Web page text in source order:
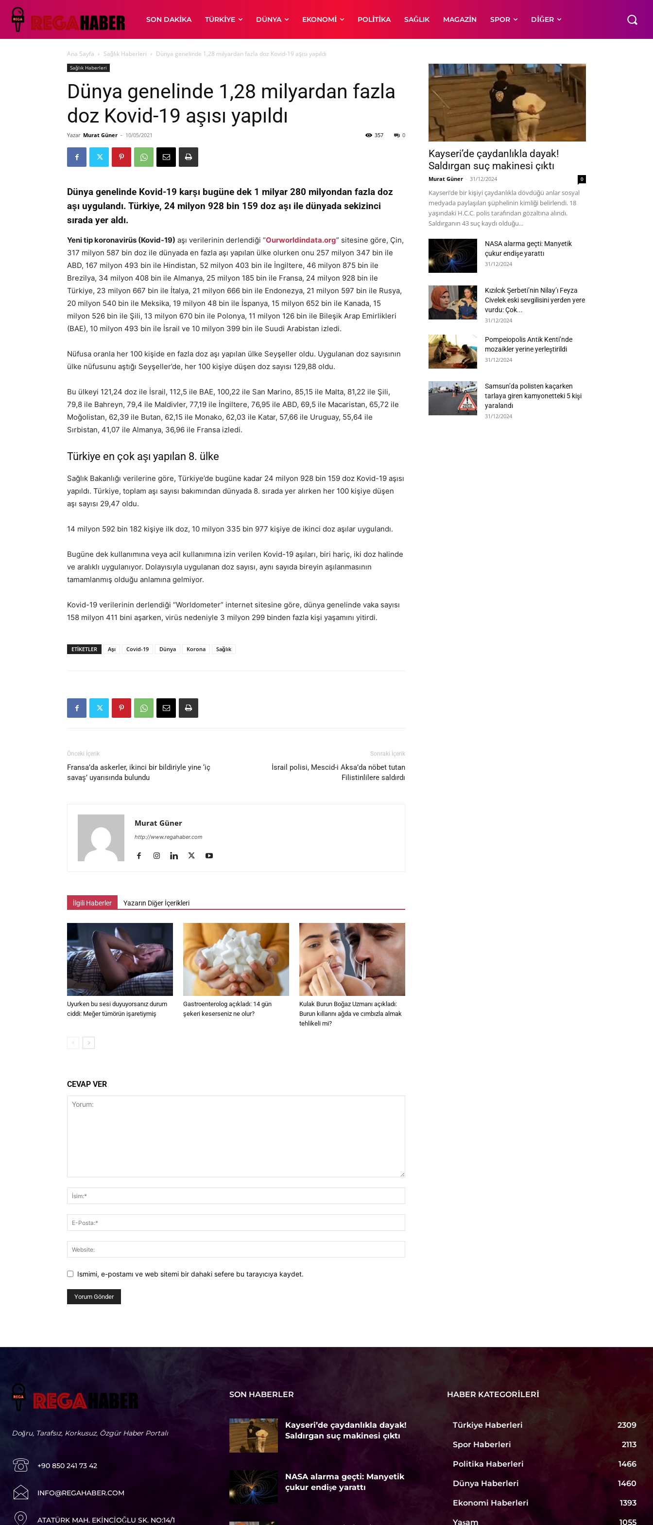
SON DAKIKA TÜRKIYE DÜNYA EKONOMI POLITIKA SAĞLIK MAGAZIN SPOR DIĞER
Ana Sayfa Sağlık Haberleri Dünya genelinde 1,28 milyardan fazla doz Kovid-19 aşısı yapıldı
Sağlık Haberleri
Dünya genelinde 1,28 milyardan fazla
doz Kovid-19 aşısı yapıldı
Yazar Murat Güner - 10/05/2021 0
357
Dünya genelinde Kovid-19 karşı bugüne dek 1 milyar 280 milyondan fazla doz
aşı uygulandı. Türkiye, 24 milyon 928 bin 159 doz aşı ile dünyada sekizinci
sırada yer aldı.
Yeni tip koronavirüs (Kovid-19) aşı verilerinin derlendiği “Ourworldindata.org” sitesine göre, Çin,
317 milyon 587 bin doz ile dünyada en fazla aşı yapılan ülke olurken onu 257 milyon 347 bin ile
ABD, 167 milyon 493 bin ile Hindistan, 52 milyon 403 bin ile İngiltere, 46 milyon 875 bin ile
Brezilya, 34 milyon 408 bin ile Almanya, 25 milyon 185 bin ile Fransa, 24 milyon 928 bin ile
Türkiye, 23 milyon 667 bin ile İtalya, 21 milyon 666 bin ile Endonezya, 21 milyon 597 bin ile Rusya,
20 milyon 540 bin ile Meksika, 19 milyon 48 bin ile İspanya, 15 milyon 652 bin ile Kanada, 15
milyon 526 bin ile Şili, 13 milyon 670 bin ile Polonya, 11 milyon 126 bin ile Bileşik Arap Emirlikleri
(BAE), 10 milyon 493 bin ile İsrail ve 10 milyon 399 bin ile Suudi Arabistan izledi.
Nüfusa oranla her 100 kişide en fazla doz aşı yapılan ülke Seyşeller oldu. Uygulanan doz sayısının
ülke nüfusunu aştığı Seyşeller’de, her 100 kişiye düşen doz sayısı 129,88 oldu.
Bu ülkeyi 121,24 doz ile İsrail, 112,5 ile BAE, 100,22 ile San Marino, 85,15 ile Malta, 81,22 ile Şili,
79,8 ile Bahreyn, 79,4 ile Maldivler, 77,19 ile İngiltere, 76,95 ile ABD, 69,5 ile Macaristan, 65,72 ile
Moğolistan, 62,39 ile Butan, 62,15 ile Monako, 62,03 ile Katar, 57,66 ile Uruguay, 55,64 ile
Sırbistan, 41,07 ile Almanya, 36,96 ile Fransa izledi.
Türkiye en çok aşı yapılan 8. ülke
Sağlık Bakanlığı verilerine göre, Türkiye’de bugüne kadar 24 milyon 928 bin 159 doz Kovid-19 aşısı
yapıldı. Türkiye, toplam aşı sayısı bakımından dünyada 8. sırada yer alırken her 100 kişiye düşen
aşı sayısı 29,47 oldu.
14 milyon 592 bin 182 kişiye ilk doz, 10 milyon 335 bin 977 kişiye de ikinci doz aşılar uygulandı.
Bugüne dek kullanımına veya acil kullanımına izin verilen Kovid-19 aşıları, biri hariç, iki doz halinde
ve aralıklı uygulanıyor. Dolayısıyla uygulanan doz sayısı, aynı sayıda bireyin aşılanmasının
tamamlanmış olduğu anlamına gelmiyor.
Kovid-19 verilerinin derlendiği “Worldometer” internet sitesine göre, dünya genelinde vaka sayısı
158 milyon 411 bini aşarken, virüs nedeniyle 3 milyon 299 binden fazla kişi yaşamını yitirdi.
ETIKETLER Aşı Covid-19 Dünya Korona Sağlık
Önceki İçerik
Fransa’da askerler, ikinci bir bildiriyle yine ‘iç
savaş’ uyarısında bulundu
Sonraki İçerik
İsrail polisi, Mescid-i Aksa’da nöbet tutan
Filistinlilere saldırdı
Murat Güner
http://www.regahaber.com
İlgili Haberler Yazarın Diğer İçerikleri
Uyurken bu sesi duyuyorsanız durum
ciddi: Meğer tümörün işaretiymiş
Gastroenterolog açıkladı: 14 gün
şekeri keserseniz ne olur?
Kulak Burun Boğaz Uzmanı açıkladı:
Burun kıllarını ağda ve cımbızla almak
tehlikeli mi?
CEVAP VER
Ismimi, e-postamı ve web sitemi bir dahaki sefere bu tarayıcıya kaydet.
Kayseri’de çaydanlıkla dayak!
Saldırgan suç makinesi çıktı
Murat Güner - 31/12/2024 0
Kayseri’de bir kişiyi çaydanlıkla dövdüğü anlar sosyal
medyada paylaşılan şüphelinin kimliği belirlendi. 18
yaşındaki H.C.C. polis tarafından gözaltına alındı.
Saldırganın 43 suç kaydı olduğu...
NASA alarma geçti: Manyetik
çukur endişe yarattı
31/12/2024
Kızılcık Şerbeti’nin Nilay’ı Feyza
Civelek eski sevgilisini yerden yere
vurdu: Çok...
31/12/2024
Pompeiopolis Antik Kenti’nde
mozaikler yerine yerleştirildi
31/12/2024
Samsun’da polisten kaçarken
tarlaya giren kamyonetteki 5 kişi
yaralandı
31/12/2024
Doğru, Tarafsız, Korkusuz, Özgür Haber Portalı
+90 850 241 73 42
INFO@REGAHABER.COM
ATATÜRK MAH. EKINCIOĞLU SK. NO:14/1
SON HABERLER
Kayseri’de çaydanlıkla dayak!
Saldırgan suç makinesi çıktı
NASA alarma geçti: Manyetik
çukur endişe yarattı
HABER KATEGORILERI
Türkiye Haberleri 2309
Spor Haberleri 2113
Politika Haberleri 1466
Dünya Haberleri 1460
Ekonomi Haberleri 1393
Yaşam 1055